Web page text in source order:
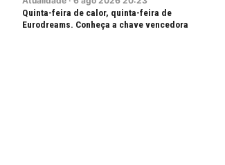
Quinta-feira de calor, quinta-feira de
Eurodreams. Conheça a chave vencedora